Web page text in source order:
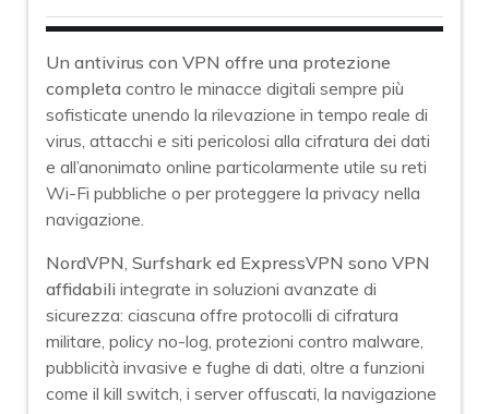
Un antivirus con VPN offre una protezione
completacontro le minacce digitali sempre più
sofisticate unendo la rilevazione in tempo reale di
virus, attacchi e siti pericolosi alla cifratura dei dati
e all’anonimato online particolarmente utile su reti
Wi-Fi pubbliche o per proteggere la privacy nella
navigazione.
NordVPN, Surfshark ed ExpressVPN sono VPN
affidabili integrate in soluzioni avanzate di
sicurezza: ciascuna offre protocolli di cifratura
militare, policy no-log, protezioni contro malware,
pubblicità invasive e fughe di dati, oltre a funzioni
come il kill switch, i server offuscati, la navigazione